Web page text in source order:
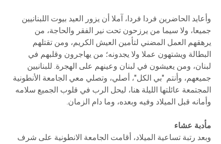
وأعايد الحاضرين فردا فردا، آملا أن يزور العيد بيوت اللبنانيين
جميعا، ولا سيما من يرزحون تحت نير الفقر والحاجة، من
يرهقهم العمل المضني لتأمين العيش الكريم، ومن تقتلهم
البطالة ويشتهون عملا ولا يجدونه؛ من يهاجرون وقلبهم في
لبنان، ومن يعيشون في لبنان وعينهم على الهجرة. للبنانيين
جميعهم، وأنتم "بي الكل"، أصلي، وتصلي معي الجامعة الأنطونية
المجتمعة عائلتها الليلة هنا، ليحل الرب في قلوب الجميع سلامه
وأمانه قبل الميلاد وفيه وبعده، وما دام الزمان.
مأدبة عشاء
وبعد رتبة تساعية الميلاد، أقامت الجامعة الانطونية على شرف